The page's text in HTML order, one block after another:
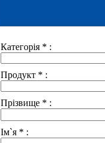
Категорія * :
Продукт * :
Прізвище * :
Ім`я * :